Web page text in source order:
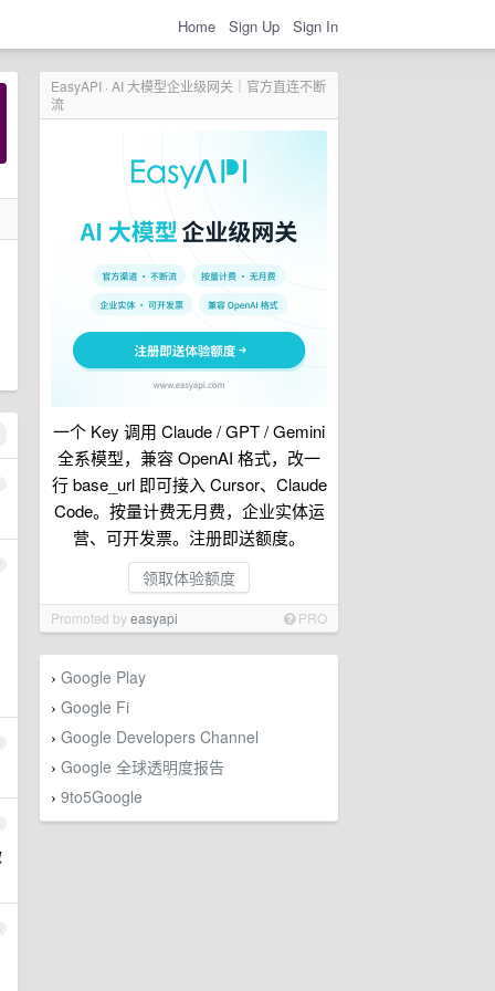
Home Sign Up Sign In
EasyAPI · AI 大模型企业级网关｜官方直连不断
流
一个 Key 调用 Claude / GPT / Gemini
全系模型，兼容 OpenAI 格式，改一
行 base_url 即可接入 Cursor、Claude
Code。按量计费无月费，企业实体运
营、可开发票。注册即送额度。
领取体验额度
Promoted byeasyapi PRO
› Google Play
› Google Fi
› Google Developers Channel
› Google 全球透明度报告
› 9to5Google